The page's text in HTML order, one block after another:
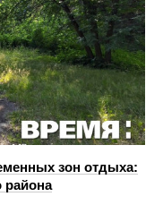
зон отдыха:
района